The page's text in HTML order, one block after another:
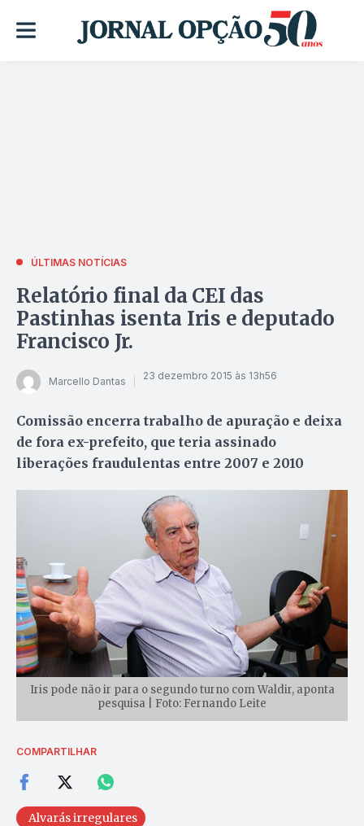
ÚLTIMAS NOTÍCIAS
Relatório final da CEI das
Pastinhas isenta Iris e deputado
Francisco Jr.
Marcello Dantas 23 dezembro 2015 às 13h56
Comissão encerra trabalho de apuração e deixa
de fora ex-prefeito, que teria assinado
liberações fraudulentas entre 2007 e 2010
Iris pode não ir para o segundo turno com Waldir, aponta
pesquisa | Foto: Fernando Leite
COMPARTILHAR
Alvarás irregulares